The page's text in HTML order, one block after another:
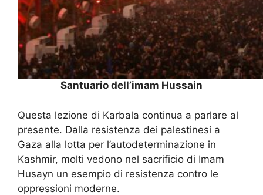
Santuario dell’imam Hussain
Questa lezione di Karbala continua a parlare al
presente. Dalla resistenza dei palestinesi a
Gaza alla lotta per l’autodeterminazione in
Kashmir, molti vedono nel sacrificio di Imam
Husayn un esempio di resistenza contro le
oppressioni moderne.